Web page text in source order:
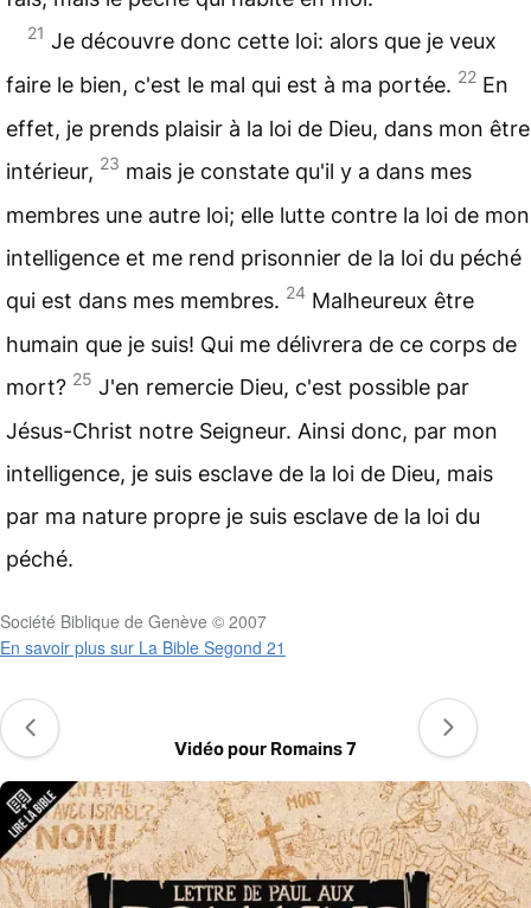
21 Je découvre donc cette loi: alors que je veux
faire le bien, c'est le mal qui est à ma portée. 22 En
effet, je prends plaisir à la loi de Dieu, dans mon être
intérieur, 23 mais je constate qu'il y a dans mes
membres une autre loi; elle lutte contre la loi de mon
intelligence et me rend prisonnier de la loi du péché
qui est dans mes membres. 24 Malheureux être
humain que je suis! Qui me délivrera de ce corps de
mort? 25 J'en remercie Dieu, c'est possible par
Jésus-Christ notre Seigneur. Ainsi donc, par mon
intelligence, je suis esclave de la loi de Dieu, mais
par ma nature propre je suis esclave de la loi du
péché.
Société Biblique de Genève © 2007
En savoir plus sur La Bible Segond 21
Vidéo pour Romains 7